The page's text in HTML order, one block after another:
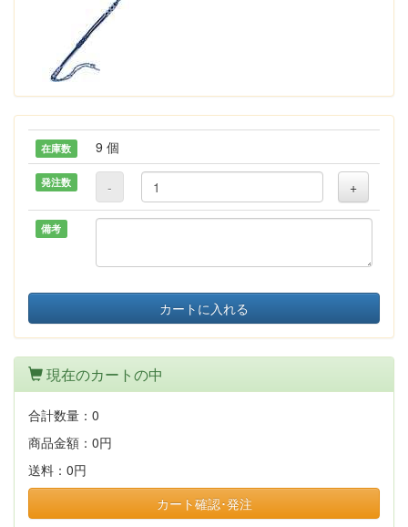
在庫数 9 個
発注数 - +
備考
カートに入れる
現在のカートの中
合計数量： 0
商品金額： 0円
送料： 0円
カート確認･発注